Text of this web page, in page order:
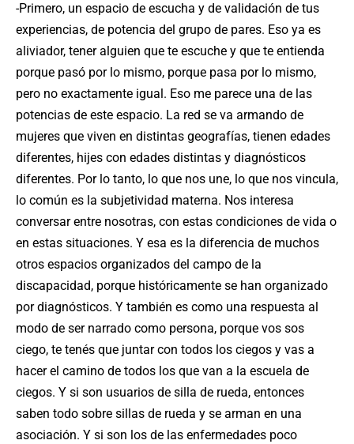
-Primero, un espacio de escucha y de validación de tus
experiencias, de potencia del grupo de pares. Eso ya es
aliviador, tener alguien que te escuche y que te entienda
porque pasó por lo mismo, porque pasa por lo mismo,
pero no exactamente igual. Eso me parece una de las
potencias de este espacio. La red se va armando de
mujeres que viven en distintas geografías, tienen edades
diferentes, hijes con edades distintas y diagnósticos
diferentes. Por lo tanto, lo que nos une, lo que nos vincula,
lo común es la subjetividad materna. Nos interesa
conversar entre nosotras, con estas condiciones de vida o
en estas situaciones. Y esa es la diferencia de muchos
otros espacios organizados del campo de la
discapacidad, porque históricamente se han organizado
por diagnósticos. Y también es como una respuesta al
modo de ser narrado como persona, porque vos sos
ciego, te tenés que juntar con todos los ciegos y vas a
hacer el camino de todos los que van a la escuela de
ciegos. Y si son usuarios de silla de rueda, entonces
saben todo sobre sillas de rueda y se arman en una
asociación. Y si son los de las enfermedades poco